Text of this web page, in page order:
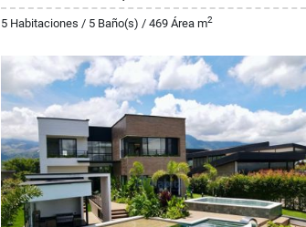
5 Habitaciones / 5 Baño(s) / 469 Área m2